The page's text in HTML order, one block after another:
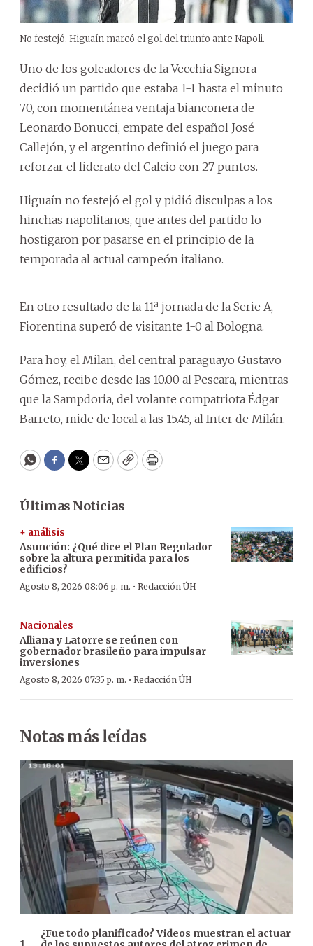
No festejó. Higuaín marcó el gol del triunfo ante Napoli.
Uno de los goleadores de la Vecchia Signora
decidió un partido que estaba 1-1 hasta el minuto
70, con momentánea ventaja bianconera de
Leonardo Bonucci, empate del español José
Callejón, y el argentino definió el juego para
reforzar el liderato del Calcio con 27 puntos.
Higuaín no festejó el gol y pidió disculpas a los
hinchas napolitanos, que antes del partido lo
hostigaron por pasarse en el principio de la
temporada al actual campeón italiano.
En otro resultado de la 11ª jornada de la Serie A,
Fiorentina superó de visitante 1-0 al Bologna.
Para hoy, el Milan, del central paraguayo Gustavo
Gómez, recibe desde las 10.00 al Pescara, mientras
que la Sampdoria, del volante compatriota Édgar
Barreto, mide de local a las 15.45, al Inter de Milán.
WhatsApp
Facebook
Twitter
EmailCopyPrint
Últimas Noticias
+ análisis
Asunción: ¿Qué dice el Plan Regulador
sobre la altura permitida para los
edificios?
Agosto 8, 2026 08:06 p. m. · Redacción ÚH
Nacionales
Alliana y Latorre se reúnen con
gobernador brasileño para impulsar
inversiones
Agosto 8, 2026 07:35 p. m. · Redacción ÚH
Notas más leídas
¿Fue todo planificado? Videos muestran el actuar